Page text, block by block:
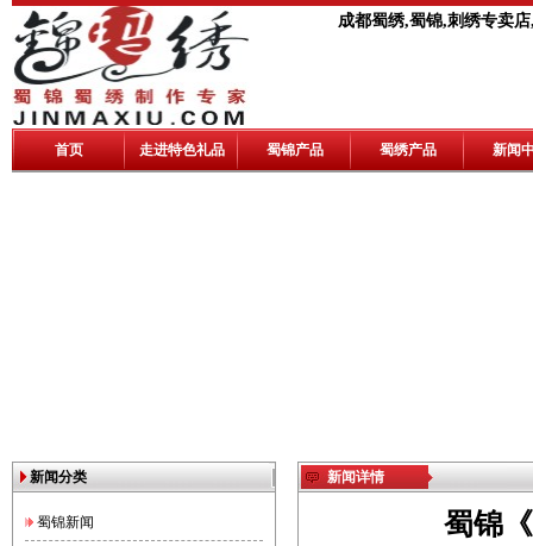
成都蜀绣,蜀锦,刺绣专卖
首页 走进特色礼品 蜀锦产品 蜀绣产品 新闻
新闻分类
蜀锦新闻
新闻详情
蜀锦